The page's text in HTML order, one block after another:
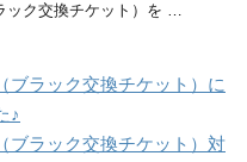
ック交換チケット）を …
ブラック交換チケット）に
♪
ブラック交換チケット）対